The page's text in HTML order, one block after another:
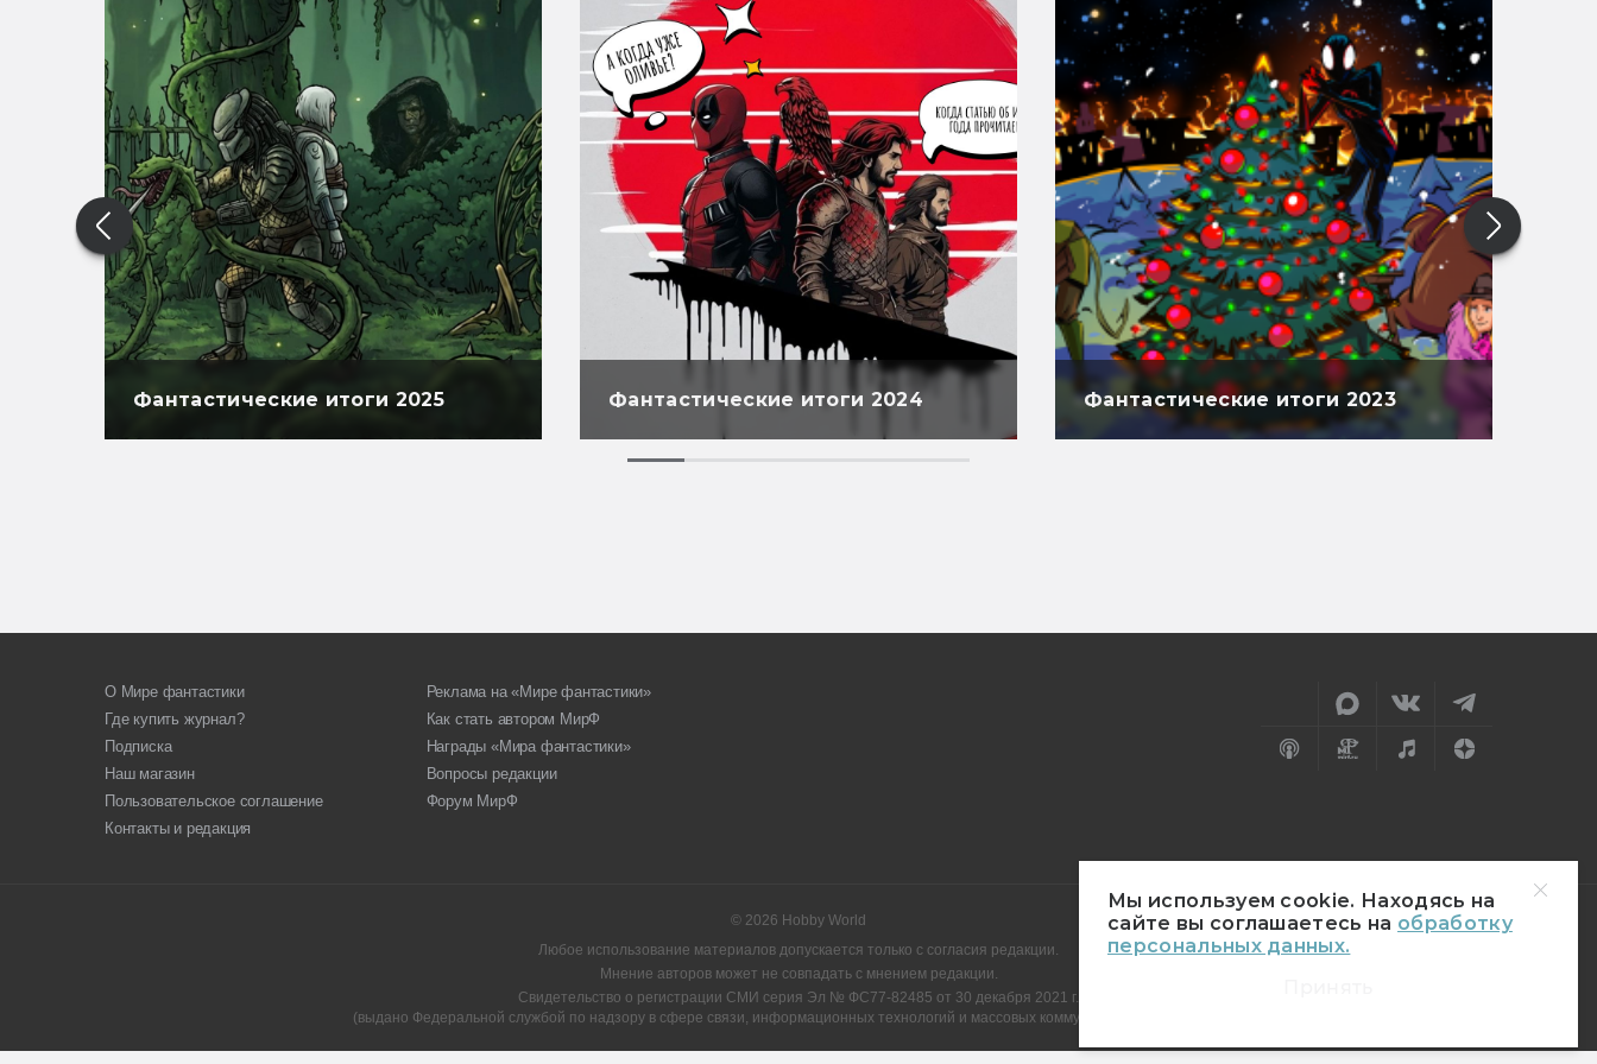
Мы используем cookie. Находясь на
сайте вы соглашаетесь на обработку
персональных данных.
Фантастические итоги 2025 Фантастические итоги 2024 Фантастические итоги 2023
О Мире фантастики
Где купить журнал?
Подписка
Наш магазин
Пользовательское соглашение
Контакты и редакция
Реклама на «Мире фантастики»
Как стать автором МирФ
Награды «Мира фантастики»
Вопросы редакции
Форум МирФ
© 2026 Hobby World
Любое использование материалов допускается только с согласия редакции.
Мнение авторов может не совпадать с мнением редакции.
Свидетельство о регистрации СМИ серия Эл № ФС77-82485 от 30 декабря 2021 г.
(выдано Федеральной службой по надзору в сфере связи, информационных технологий и массовых коммуникаций (Роскомнадзор)